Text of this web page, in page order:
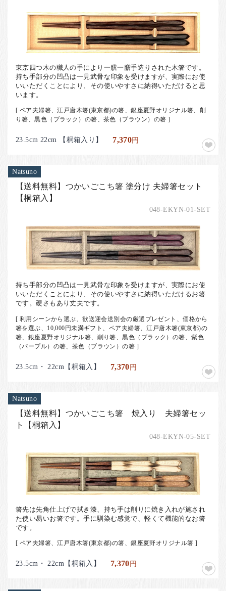
東京四つ木の職人の手により一膳一膳手造りされた木箸です。
持ち手部分の凹凸は一見武骨な印象を受けますが、実際にお使
いいただくことにより、その使いやすさに納得いただけると思
います。
[ ペア夫婦箸、江戸唐木箸(東京都)の箸、銀座夏野オリジナル箸、削
り箸、黒色（ブラック）の箸、茶色（ブラウン）の箸 ]
23.5cm 22cm 【桐箱入り】 7,370円
Natsuno
【送料無料】つかいごこち箸 塗分け 夫婦箸セット
【桐箱入】
048-EKYN-01-SET
持ち手部分の凹凸は一見武骨な印象を受けますが、実際にお使
いいただくことにより、その使いやすさに納得いただけるお箸
です。硬さもあり丈夫です。
[ 利用シーンから選ぶ、歓送迎会送別会の厳選プレゼント、価格から
箸を選ぶ、10,000円未満ギフト、ペア夫婦箸、江戸唐木箸(東京都)の
箸、銀座夏野オリジナル箸、削り箸、黒色（ブラック）の箸、紫色
（パープル）の箸、茶色（ブラウン）の箸 ]
23.5cm・ 22cm【桐箱入】 7,370円
Natsuno
【送料無料】つかいごこち箸 焼入り 夫婦箸セッ
ト【桐箱入】
048-EKYN-05-SET
箸先は先角仕上げで拭き漆、持ち手は削りに焼き入れが施され
た使い易いお箸です。手に馴染む感覚で、軽くて機能的なお箸
です。
[ ペア夫婦箸、江戸唐木箸(東京都)の箸、銀座夏野オリジナル箸 ]
23.5cm・ 22cm【桐箱入】 7,370円